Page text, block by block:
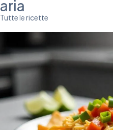
aria
Tutte le ricette